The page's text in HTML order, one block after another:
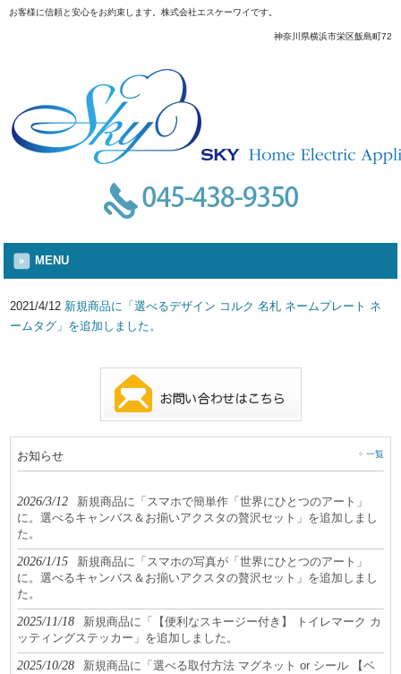
お客様に信頼と安心をお約束します。株式会社エスケーワイです。
神奈川県横浜市栄区飯島町72
MENU
2021/4/12 新規商品に「選べるデザイン コルク 名札 ネームプレート ネ
ームタグ」を追加しました。
お知らせ 一覧
2026/3/12
新規商品に「スマホで簡単作「世界にひとつのアート」
に。選べるキャンバス＆お揃いアクスタの贅沢セット」を追加しまし
た。
2026/1/15
新規商品に「スマホの写真が「世界にひとつのアート」
に。選べるキャンバス＆お揃いアクスタの贅沢セット」を追加しまし
た。
2025/11/18
新規商品に「【便利なスキージー付き】 トイレマーク カ
ッティングステッカー」を追加しました。
2025/10/28
新規商品に「選べる取付方法 マグネット or シール 【ベ